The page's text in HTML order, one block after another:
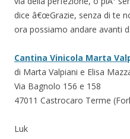
dice â€œGrazie, senza di te
ora possiamo andare avanti
Cantina Vinicola Marta
di Marta Valpiani e Elisa
Via Bagnolo 156 e 158
47011 Castrocaro Terme
Luk